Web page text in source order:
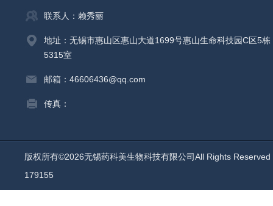
联系人：赖秀丽
地址：无锡市惠山区惠山大道1699号惠山生命科技园C区5栋
5315室
邮箱：46606436@qq.com
传真：
版权所有©2026无锡药科美生物科技有限公司All Rights
179155